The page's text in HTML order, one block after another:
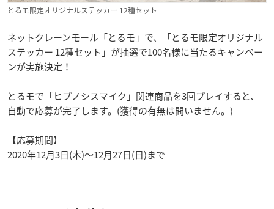
とるモ限定オリジナルステッカー 12種セット
ネットクレーンモール「とるモ」で、「とるモ限定オリジナル
ステッカー 12種セット」が抽選で100名様に当たるキャンペー
ンが実施決定！
とるモで「ヒプノシスマイク」関連商品を3回プレイすると、
自動で応募が完了します。(獲得の有無は問いません。)
【応募期間】
2020年12月3日(木)～12月27日(日)まで